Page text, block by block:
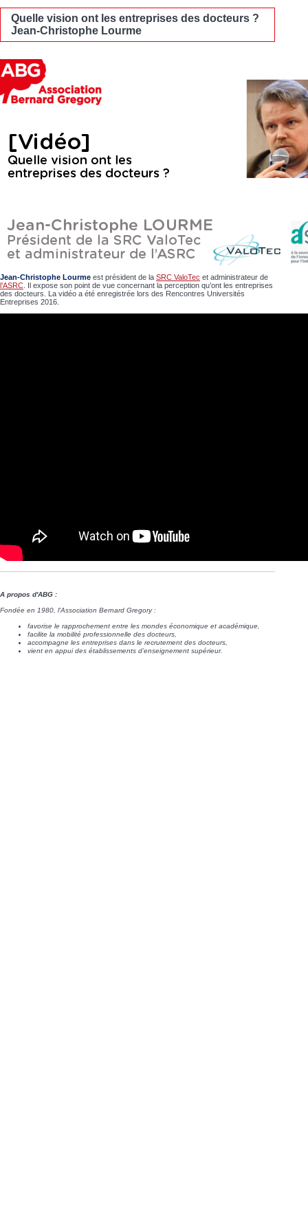
Quelle vision ont les entreprises des docteurs ?
Jean-Christophe Lourme
Jean-Christophe Lourme est président de la SRC ValoTec et administrateur de
l’ASRC . Il expose son point de vue concernant la perception qu’ont les entreprises
des docteurs. La vidéo a été enregistrée lors des Rencontres Universités
Entreprises 2016.
A propos d'ABG :
Fondée en 1980, l'Association Bernard Gregory :
favorise le rapprochement entre les mondes économique et académique,
facilite la mobilité professionnelle des docteurs,
accompagne les entreprises dans le recrutement des docteurs,
vient en appui des établissements d’enseignement supérieur.